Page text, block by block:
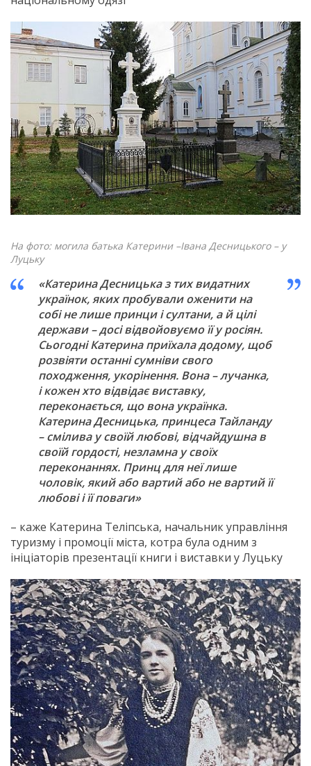
На фото: могила батька Катерини –Івана Десницького – у
Луцьку
«Катерина Десницька з тих видатних
українок, яких пробували оженити на
собі не лише принци і султани, а й цілі
держави – досі відвойовуємо її у росіян.
Сьогодні Катерина приїхала додому, щоб
розвіяти останні сумніви свого
походження, укорінення. Вона – лучанка,
і кожен хто відвідає виставку,
переконається, що вона українка.
Катерина Десницька, принцеса Тайланду
– смілива у своїй любові, відчайдушна в
своїй гордості, незламна у своїх
переконаннях. Принц для неї лише
чоловік, який або вартий або не вартий її
любові і її поваги»
– каже Катерина Теліпська, начальник управління
туризму і промоції міста, котра була одним з
ініціаторів презентації книги і виставки у Луцьку